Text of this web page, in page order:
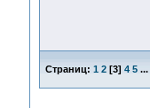
Страниц: 1 2[3] 4 5 ...